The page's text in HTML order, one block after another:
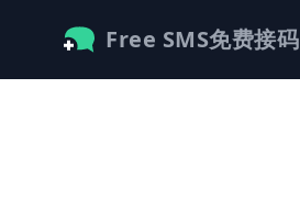
Free SMS免费接码